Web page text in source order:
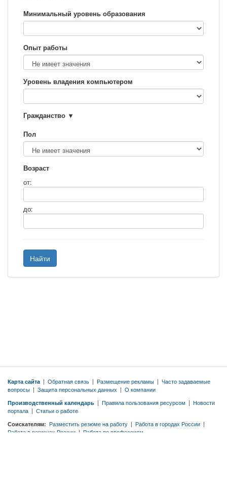
Минимальный уровень образования
Опыт работы
Уровень владения компьютером
Гражданство
Пол
Возраст
от:
до:
Найти
Карта сайта | Обратная связь | Размещение рекламы | Часто задаваемые
вопросы | Защита персональных данных | О компании
Производственный календарь | Правила пользования ресурсом | Новости
портала | Статьи о работе
Соискателям: Разместить резюме на работу | Работа в городах России |
Работа в регионах России | Работа по профессиям